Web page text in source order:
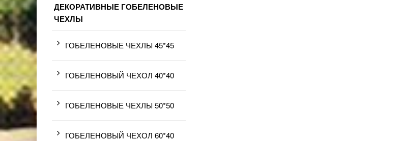
ДЕКОРАТИВНЫЕ ГОБЕЛЕНОВЫЕ
ЧЕХЛЫ
ГОБЕЛЕНОВЫЕ ЧЕХЛЫ 45*45
ГОБЕЛЕНОВЫЙ ЧЕХОЛ 40*40
ГОБЕЛЕНОВЫЕ ЧЕХЛЫ 50*50
ГОБЕЛЕНОВЫЙ ЧЕХОЛ 60*40